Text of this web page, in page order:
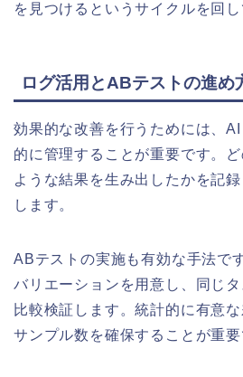
を見つけるというサイクルを回し
ログ活用とABテストの進め
効果的な改善を行うためには、
的に管理することが重要です。
ような結果を生み出したかを記
します。
ABテストの実施も有効な手法で
バリエーションを用意し、同じ
比較検証します。統計的に有意
サンプル数を確保することが重要